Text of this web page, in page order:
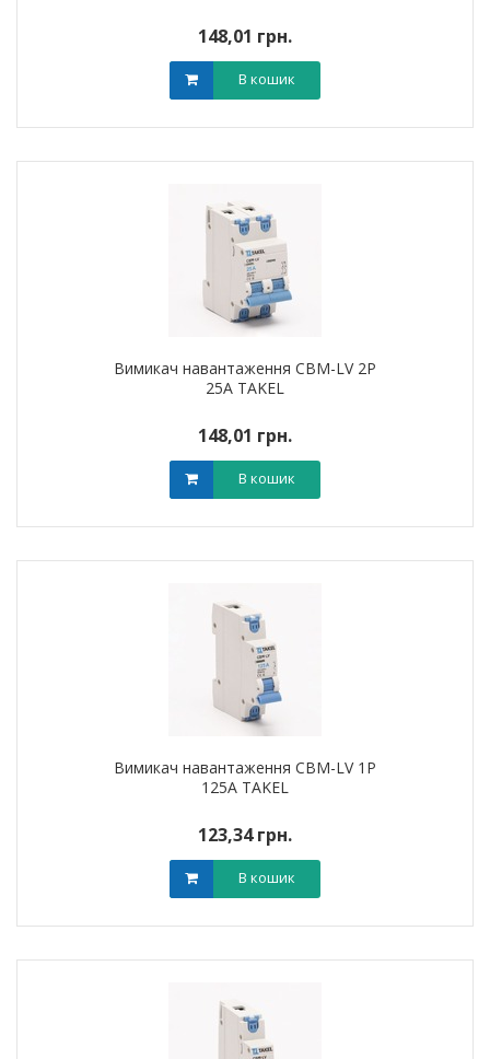
148,01 грн.
В кошик
Вимикач навантаження CBM-LV 2P
25A TAKEL
148,01 грн.
В кошик
Вимикач навантаження CBM-LV 1P
125A TAKEL
123,34 грн.
В кошик